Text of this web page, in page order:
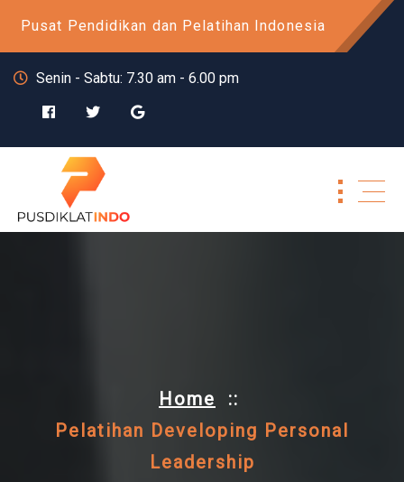
Pusat Pendidikan dan Pelatihan Indonesia
Senin - Sabtu: 7.30 am - 6.00 pm
Home ::
Pelatihan Developing Personal
Leadership